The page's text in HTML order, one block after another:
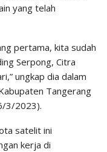
yang telah
pertama, kita sudah
Serpong, Citra
ungkap dia dalam
Tangerang
3/2023).
satelit ini
kerja di